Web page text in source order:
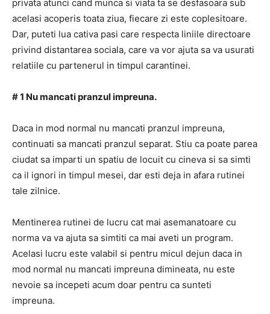
privata atunci cand munca si viata ta se desfasoara sub
acelasi acoperis toata ziua, fiecare zi este coplesitoare.
Dar, puteti lua cativa pasi care respecta liniile directoare
privind distantarea sociala, care va vor ajuta sa va usurati
relatiile cu partenerul in timpul carantinei.
# 1 Nu mancati pranzul impreuna.
Daca in mod normal nu mancati pranzul impreuna,
continuati sa mancati pranzul separat. Stiu ca poate parea
ciudat sa imparti un spatiu de locuit cu cineva si sa simti
ca il ignori in timpul mesei, dar esti deja in afara rutinei
tale zilnice.
Mentinerea rutinei de lucru cat mai asemanatoare cu
norma va va ajuta sa simtiti ca mai aveti un program.
Acelasi lucru este valabil si pentru micul dejun daca in
mod normal nu mancati impreuna dimineata, nu este
nevoie sa incepeti acum doar pentru ca sunteti
impreuna.